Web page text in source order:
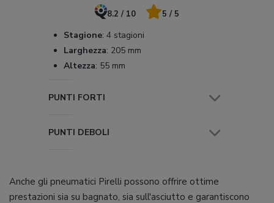
8.2 / 10 5 / 5
Stagione: 4 stagioni
Larghezza: 205 mm
Altezza: 55 mm
PUNTI FORTI
PUNTI DEBOLI
Anche gli pneumatici Pirelli possono offrire ottime
prestazioni sia su bagnato, sia sull'asciutto e garantiscono